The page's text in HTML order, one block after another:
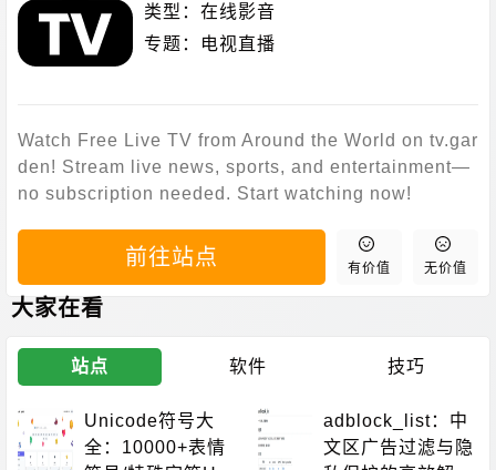
类型： 在线影音
专题：
电视直播
Watch Free Live TV from Around the World on tv.gar
den! Stream live news, sports, and entertainment—
no subscription needed. Start watching now!
前往站点 有价值 无价值
大家在看
站点 软件 技巧
Unicode符号大
全：10000+表情
adblock_list：中
文区广告过滤与隐